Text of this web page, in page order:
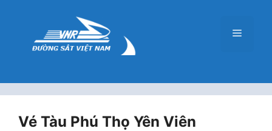
Menu
Vé Tàu Phú Thọ Yên Viên